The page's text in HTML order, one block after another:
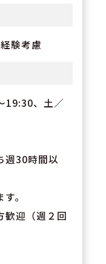
験考慮
19:30、土／
週30時間以
。
迎（週２回